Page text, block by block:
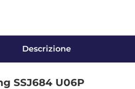
Descrizione
SSJ684 U06P